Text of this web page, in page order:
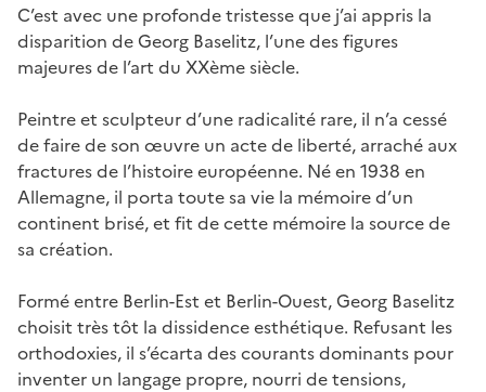
C’est avec une profonde tristesse que j’ai appris la
disparition de Georg Baselitz, l’une des figures
majeures de l’art du XXème siècle.
Peintre et sculpteur d’une radicalité rare, il n’a cessé
de faire de son œuvre un acte de liberté, arraché aux
fractures de l’histoire européenne. Né en 1938 en
Allemagne, il porta toute sa vie la mémoire d’un
continent brisé, et fit de cette mémoire la source de
sa création.
Formé entre Berlin-Est et Berlin-Ouest, Georg Baselitz
choisit très tôt la dissidence esthétique. Refusant les
orthodoxies, il s’écarta des courants dominants pour
inventer un langage propre, nourri de tensions,